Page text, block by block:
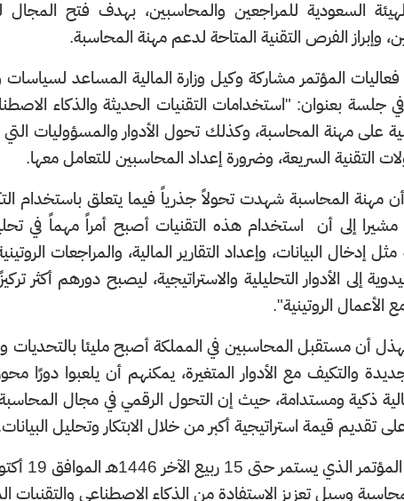
السعودية للمراجعين والمحاسبين، بهدف فتح المجال
وإبراز الفرص التقنية المتاحة لدعم مهنة المحاسبة.
المؤتمر مشاركة وكيل وزارة المالية المساعد لسياسات
جلسة بعنوان: "استخدامات التقنيات الحديثة والذكاء
على مهنة المحاسبة، وكذلك تحول الأدوار والمسؤوليات
التقنية السريعة، وضرورة إعداد المحاسبين للتعامل معها.
مهنة المحاسبة شهدت تحولاً جذرياً فيما يتعلق باستخدام
إلى أن استخدام هذه التقنيات أصبح أمراً مهماً في
مثل إدخال البيانات، وإعداد التقارير المالية، والمراجعات
إلى الأدوار التحليلية والاستراتيجية، ليصبح دورهم
الأعمال الروتينية".
أن مستقبل المحاسبين في المملكة أصبح مليئا
والتكيف مع الأدوار المتغيرة، يمكنهم أن يلعبوا دورًا
ذكية ومستدامة، حيث إن التحول الرقمي في مجال
تقديم قيمة استراتيجية أكبر من خلال الابتكار وتحليل
وسبل تعزيز الاستفادة من الذكاء الاصطناعي